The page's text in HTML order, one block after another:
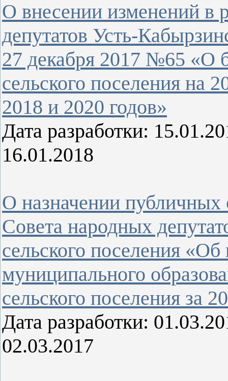
О внесении изменений в
депутатов Усть-
27 декабря 2017 №65 «О
сельского поселения на
2018 и 2020 годов»
Дата разработки:
16.01.2018
О назначении
Совета народных
сельского поселения
муниципального
сельского поселения за
Дата разработки:
02.03.2017